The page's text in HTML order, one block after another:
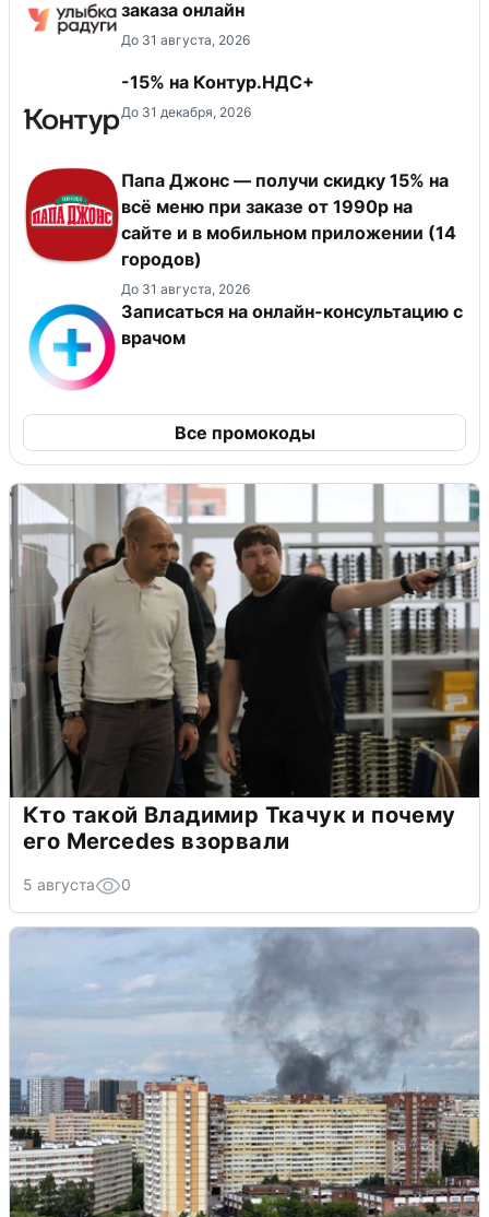
заказа онлайн
До 31 августа, 2026
-15% на Контур.НДС+
До 31 декабря, 2026
Папа Джонс — получи скидку 15% на
всё меню при заказе от 1990р на
сайте и в мобильном приложении (14
городов)
До 31 августа, 2026
Записаться на онлайн-консультацию с
врачом
Все промокоды
Кто такой Владимир Ткачук и почему
его Mercedes взорвали
5 августа 0